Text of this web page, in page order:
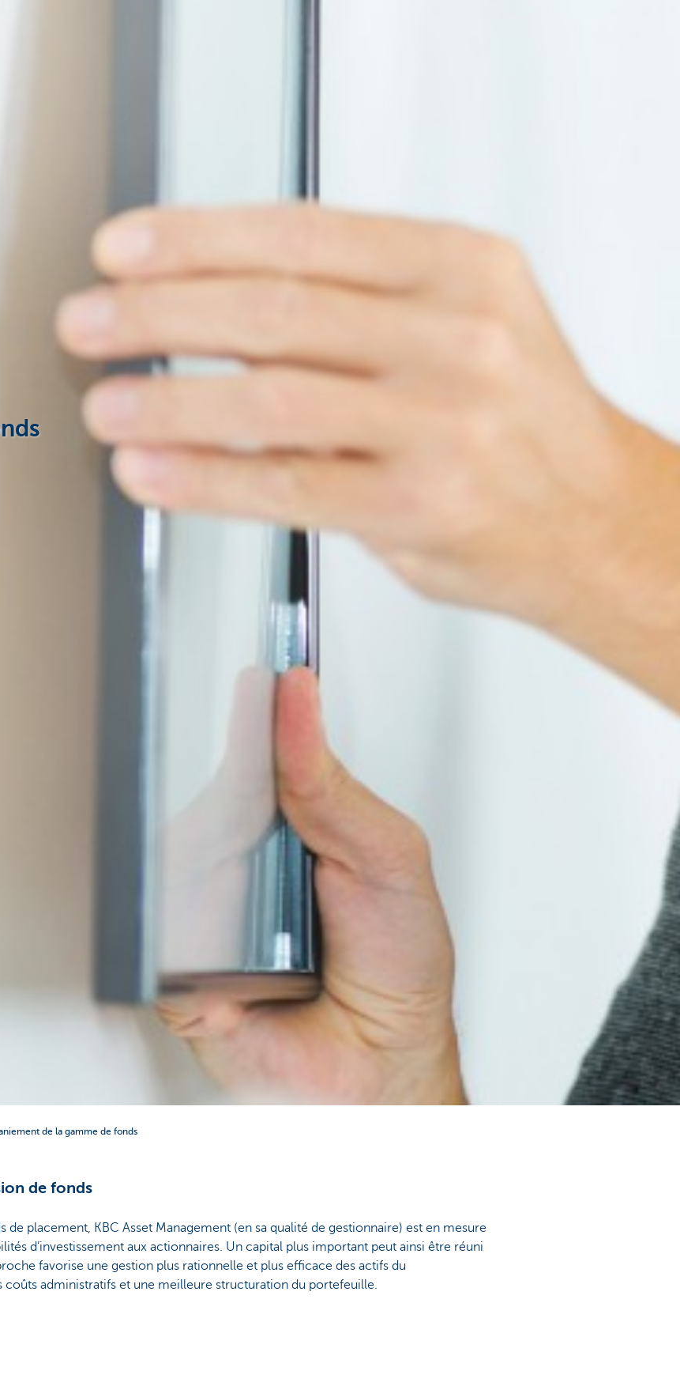
de la gamme de fonds
de fonds
de placement, KBC Asset Management (en sa qualité de gestionnaire) est en mesure
d’investissement aux actionnaires. Un capital plus important peut ainsi être réuni
favorise une gestion plus rationnelle et plus efficace des actifs du
administratifs et une meilleure structuration du portefeuille.